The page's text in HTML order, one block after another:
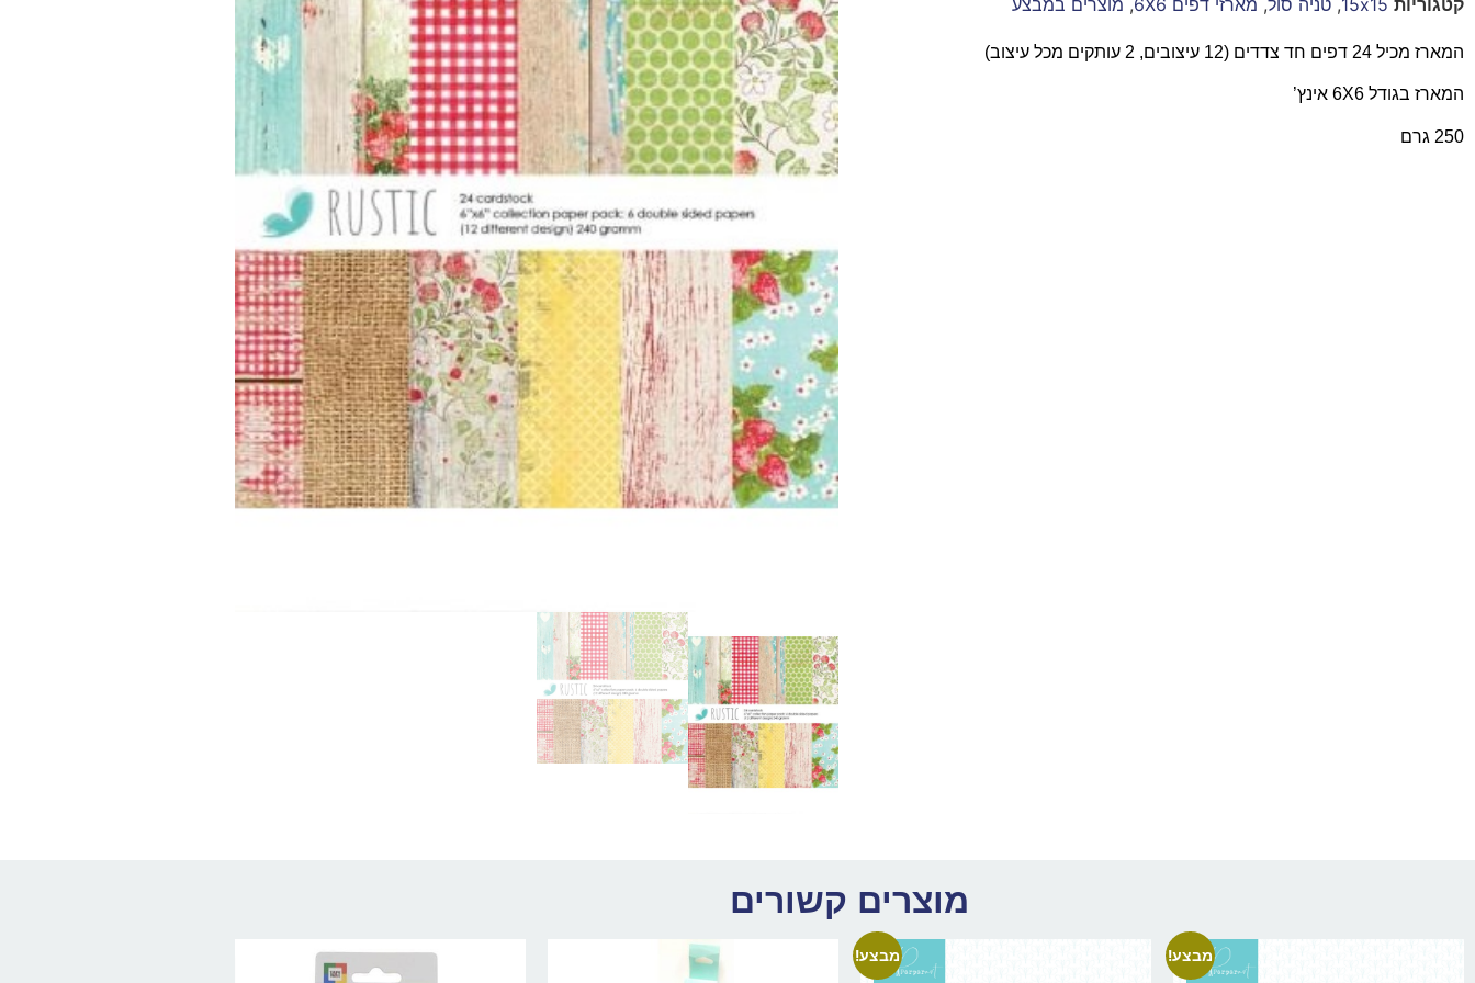
המארז מכיל 24 דפים חד צדדים (12 עיצובים, 2 עותקים מכל עיצוב)
המארז בגודל 6X6 אינץ’
250 גרם
מוצרים קשורים
מבצע! מבצע!